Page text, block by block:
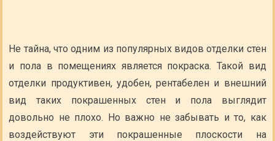
Не тайна, что одним из популярных видов отделки стен
и пола в помещениях является покраска. Такой вид
отделки продуктивен, удобен, рентабелен и внешний
вид таких покрашенных стен и пола выглядит
довольно не плохо. Но важно не забывать и то, как
воздействуют эти покрашенные плоскости на